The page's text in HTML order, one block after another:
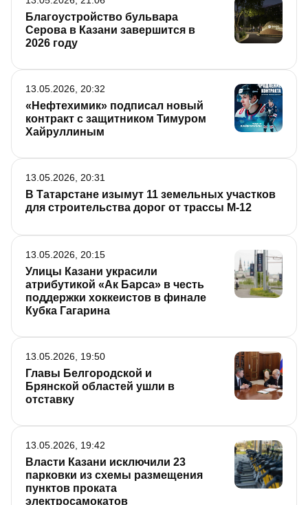
Благоустройство бульвара
Серова в Казани завершится в
2026 году
«Нефтехимик» подписал новый
контракт с защитником Тимуром
Хайруллиным
13.05.2026, 20:32
В Татарстане изымут 11 земельных участков
для строительства дорог от трассы М-12
13.05.2026, 20:31
Улицы Казани украсили
атрибутикой «Ак Барса» в честь
поддержки хоккеистов в финале
Кубка Гагарина
13.05.2026, 20:15
Главы Белгородской и
Брянской областей ушли в
отставку
13.05.2026, 19:50
Власти Казани исключили 23
парковки из схемы размещения
пунктов проката
электросамокатов
13.05.2026, 19:42